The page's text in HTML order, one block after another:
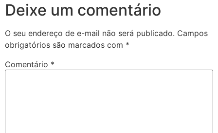
Deixe um comentário
O seu endereço de e-mail não será publicado. Campos
obrigatórios são marcados com *
Comentário *